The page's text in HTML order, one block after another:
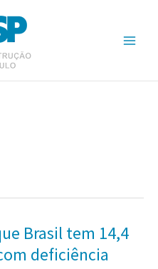
Brasil tem 14,4
deficiência